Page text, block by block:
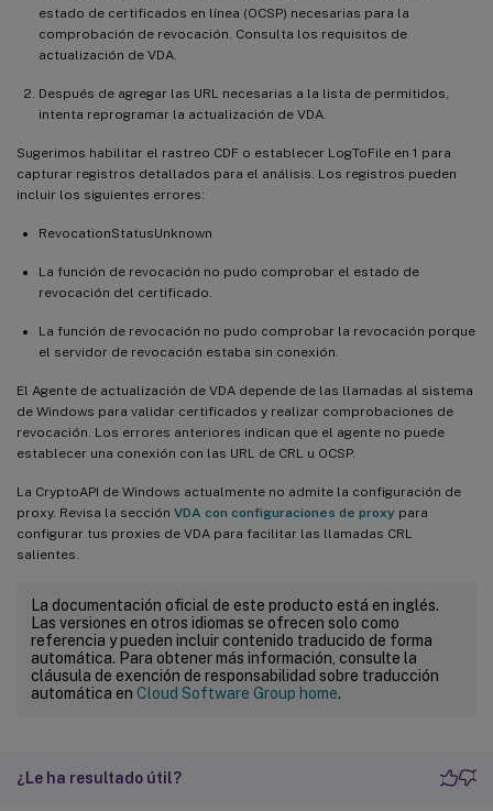
estado de certificados en línea (OCSP) necesarias para la
comprobación de revocación. Consulta los requisitos de
actualización de VDA.
Después de agregar las URL necesarias a la lista de permitidos,
intenta reprogramar la actualización de VDA.
Sugerimos habilitar el rastreo CDF o establecer LogToFile en 1 para
capturar registros detallados para el análisis. Los registros pueden
incluir los siguientes errores:
RevocationStatusUnknown
La función de revocación no pudo comprobar el estado de
revocación del certificado.
La función de revocación no pudo comprobar la revocación porque
el servidor de revocación estaba sin conexión.
El Agente de actualización de VDA depende de las llamadas al sistema
de Windows para validar certificados y realizar comprobaciones de
revocación. Los errores anteriores indican que el agente no puede
establecer una conexión con las URL de CRL u OCSP.
La CryptoAPI de Windows actualmente no admite la configuración de
proxy. Revisa la sección VDA con configuraciones de proxy para
configurar tus proxies de VDA para facilitar las llamadas CRL
salientes.
La documentación oficial de este producto está en inglés.
Las versiones en otros idiomas se ofrecen solo como
referencia y pueden incluir contenido traducido de forma
automática. Para obtener más información, consulte la
cláusula de exención de responsabilidad sobre traducción
automática en Cloud Software Group home.
¿Le ha resultado útil?